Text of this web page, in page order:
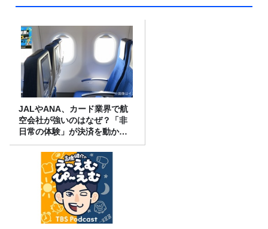
JALやANA、カード業界で航
空会社が強いのはなぜ？「非
日常の体験」が決済を動かす
理由